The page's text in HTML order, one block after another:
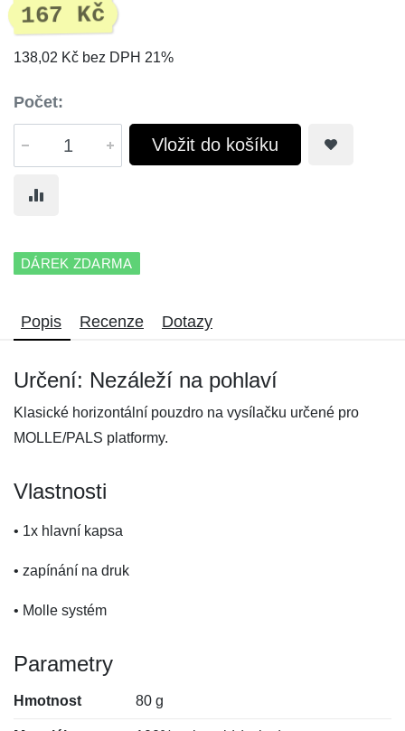
167 Kč
138,02 Kč bez DPH 21%
Počet:
Vložit do košíku
DÁREK ZDARMA
Popis Recenze Dotazy
Určení: Nezáleží na pohlaví
Klasické horizontální pouzdro na vysílačku určené pro
MOLLE/PALS platformy.
Vlastnosti
• 1x hlavní kapsa
• zapínání na druk
• Molle systém
Parametry
Hmotnost 80 g